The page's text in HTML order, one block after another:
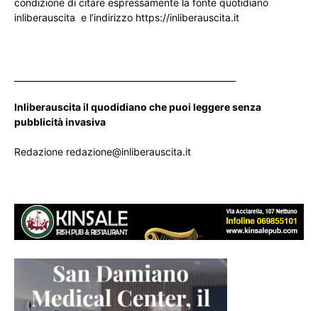
condizione di citare espressamente la fonte quotidiano
inliberauscita e l’indirizzo https://inliberauscita.it
Inliberauscita il quodidiano che puoi leggere senza
pubblicità invasiva
Redazione redazione@inliberauscita.it